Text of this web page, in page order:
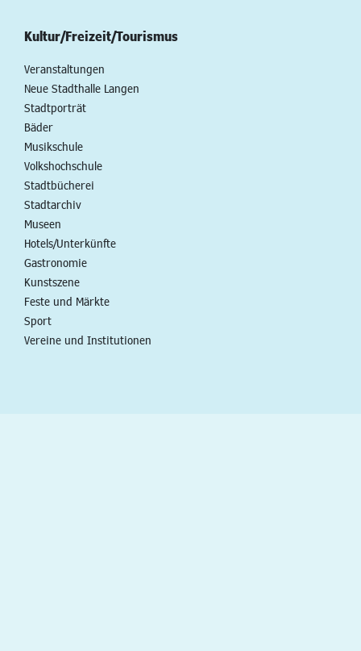
Kultur/Freizeit/Tourismus
Veranstaltungen
Neue Stadthalle Langen
Stadtporträt
Bäder
Musikschule
Volkshochschule
Stadtbücherei
Stadtarchiv
Museen
Hotels/Unterkünfte
Gastronomie
Kunstszene
Feste und Märkte
Sport
Vereine und Institutionen